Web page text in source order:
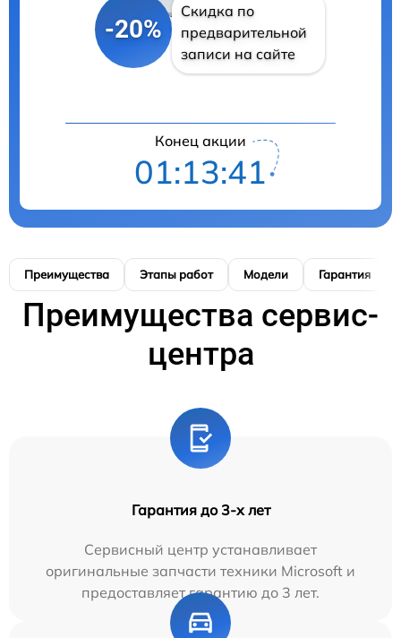
-20%
Скидка по
предварительной
записи на сайте
Конец акции
01:13:41
Преимущества Этапы работ Модели Гарантия
Преимущества сервис-
центра
Гарантия до 3-х лет
Сервисный центр устанавливает
оригинальные запчасти техники Microsoft и
предоставляет гарантию до 3 лет.